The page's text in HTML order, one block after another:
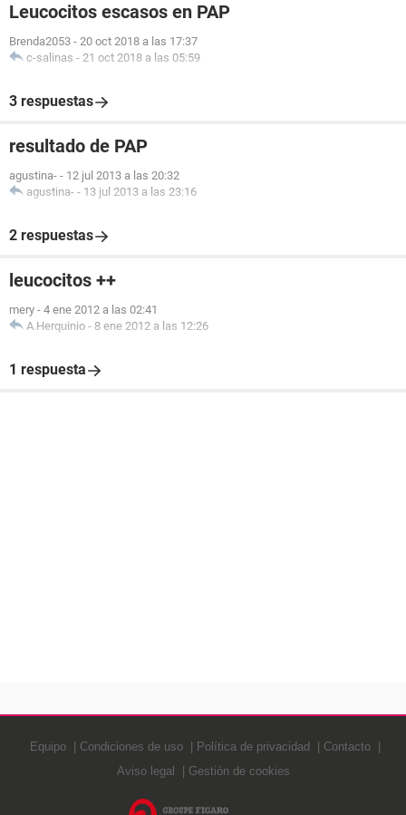
Leucocitos escasos en PAP
Brenda2053 - 20 oct 2018 a las 17:37
c-salinas - 21 oct 2018 a las 05:59
3 respuestas
resultado de PAP
agustina- - 12 jul 2013 a las 20:32
agustina- - 13 jul 2013 a las 23:16
2 respuestas
leucocitos ++
mery - 4 ene 2012 a las 02:41
A.Herquinio - 8 ene 2012 a las 12:26
1 respuesta
Equipo Condiciones de uso Política de privacidad
Contacto
Aviso legal
Gestión de cookies